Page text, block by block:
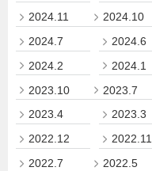
2024.11
2024.10
2024.7
2024.6
2024.2
2024.1
2023.10
2023.7
2023.4
2023.3
2022.12
2022.11
2022.7
2022.5